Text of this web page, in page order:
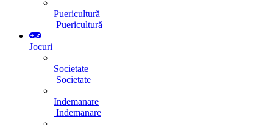
Puericultură
Puericultură
Jocuri
Societate
Societate
Indemanare
Indemanare